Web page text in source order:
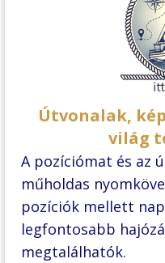
Útvonalak,
világ
A pozíciómat és az
műholdas
pozíciók mellett
legfontosabb
megtalálhatók.